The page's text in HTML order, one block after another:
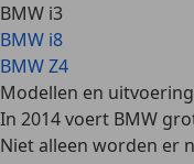
BMW i3
BMW i8
BMW Z4
Modellen en
In 2014 voert BMW
Niet alleen worden er